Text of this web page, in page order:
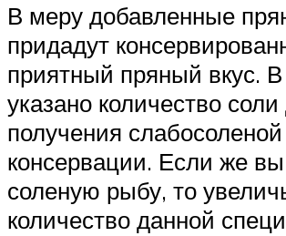
В меру добавленные
придадут
приятный пряный вкус.
указано количество
получения слабосоленой
консервации. Если же
соленую рыбу, то
количество данной